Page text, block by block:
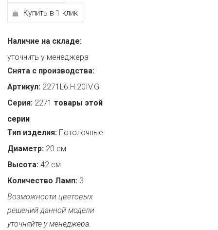
Купить в 1 клик
Наличие на складе:
уточнить у менеджера
Снята с производства:
Артикул: 2271L6.H.20IV.G
Серия: 2271 товары этой
серии
Тип изделия: Потолочные
Диаметр: 20 см
Высота: 42 см
Количество Ламп: 3
Возможности цветовых
решений данной модели
уточняйте у менеджера.